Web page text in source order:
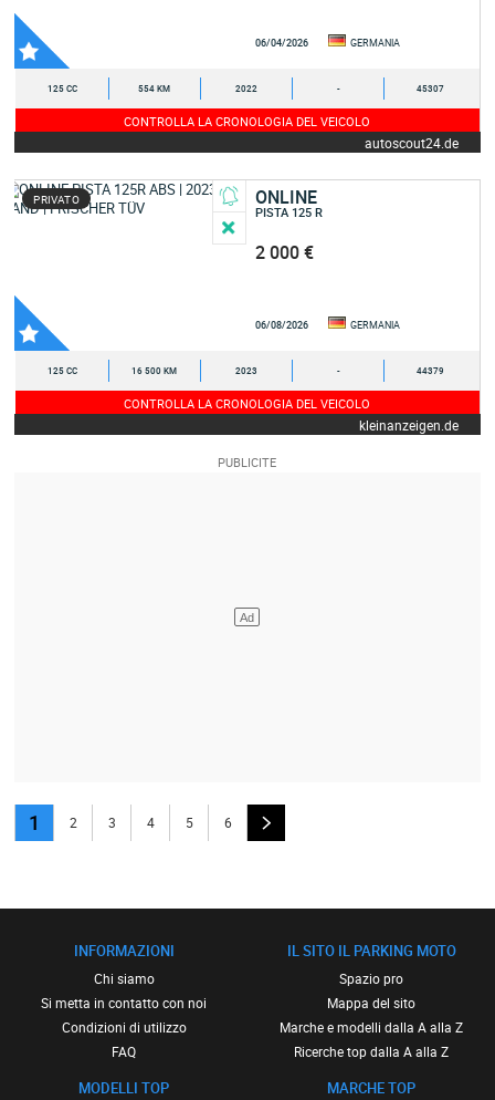
06/04/2026 GERMANIA
125 CC 554 KM 2022 - 45307
CONTROLLA LA CRONOLOGIA DEL VEICOLO
autoscout24.de
PRIVATO ONLINE
PISTA 125 R
2 000 €
06/08/2026 GERMANIA
125 CC 16 500 KM 2023 - 44379
CONTROLLA LA CRONOLOGIA DEL VEICOLO
kleinanzeigen.de
1 2 3 4 5 6
INFORMAZIONI
Chi siamo
Si metta in contatto con noi
Condizioni di utilizzo
FAQ
MODELLI TOP
IL SITO IL PARKING MOTO
Spazio pro
Mappa del sito
Marche e modelli dalla A alla Z
Ricerche top dalla A alla Z
MARCHE TOP